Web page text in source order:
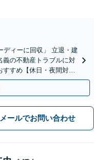
ディーに回収」 立退・建
義の不動産トラブルに対
すすめ【休日・夜間対
メールでお問い合わせ